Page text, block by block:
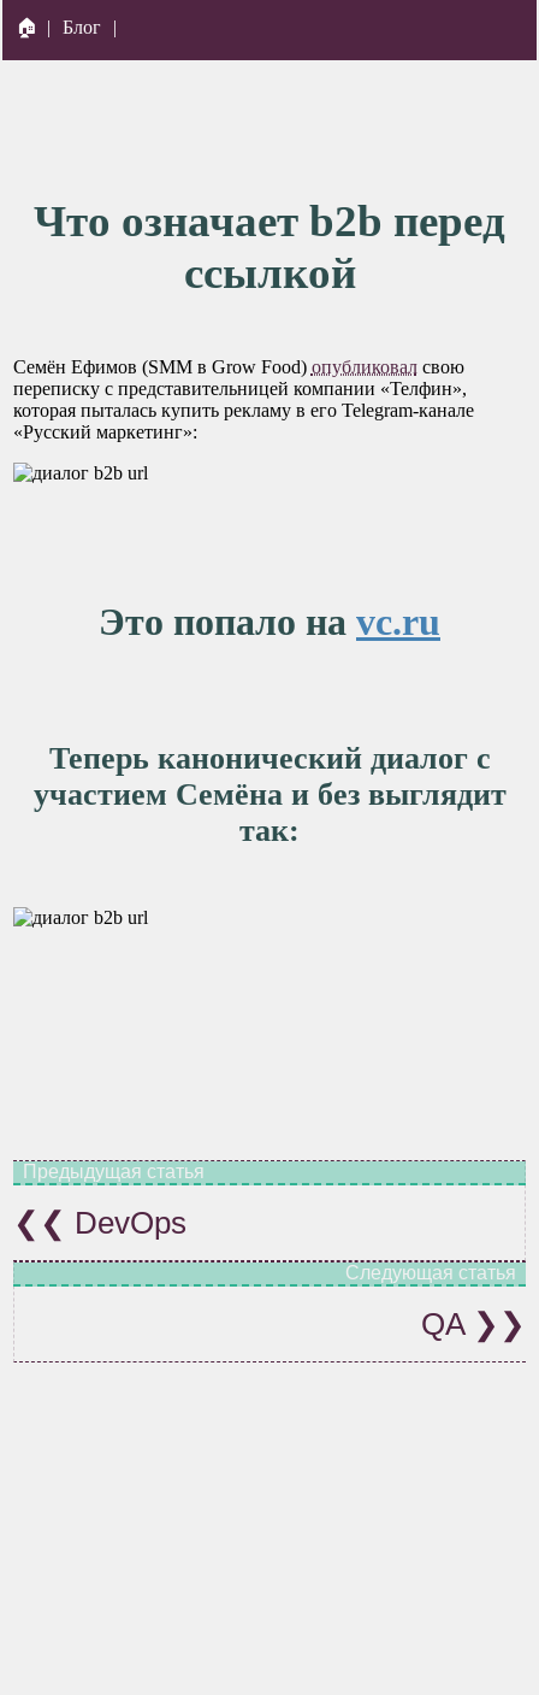
🏠 | Блог |
Что означает b2b перед
ссылкой
Семён Ефимов (SMM в Grow Food) опубликовалсвою
переписку с представительницей компании «Телфин»,
которая пыталась купить рекламу в его Telegram-канале
«Русский маркетинг»:
Это попало на vc.ru
Теперь канонический диалог с
участием Семёна и без выглядит
так:
DevOps
QA